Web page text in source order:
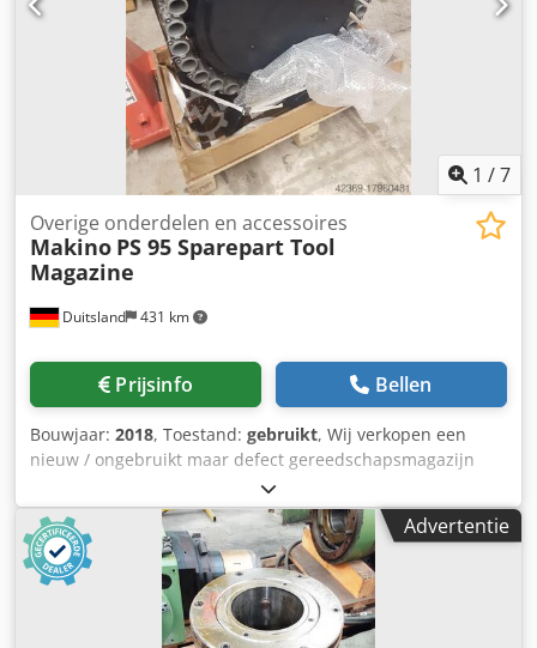
1 /7
Duitsland 431 km
Overige onderdelen en accessoires
Makino PS 95 Sparepart Tool
Magazine
Prijsinfo Bellen
Bouwjaar: 2018, Toestand: gebruikt, Wij verkopen een
nieuw / ongebruikt maar defect gereedschapsmagazijn
met gereedschapswisselaar voor een Makino PS 95. Het
magazijn is beschadigd door een kraanhaak bij het
uitladen van de machine uit de transportkist. Het gietstuk
is aan de bovenkant afgebroken en enkele
gereedschapspotten zijn beschadigd. Kan worden
gerepareerd of gebruikt als reserveonderdelendrager.
Dkedpfx Aovfdvbscqor *
Advertentie